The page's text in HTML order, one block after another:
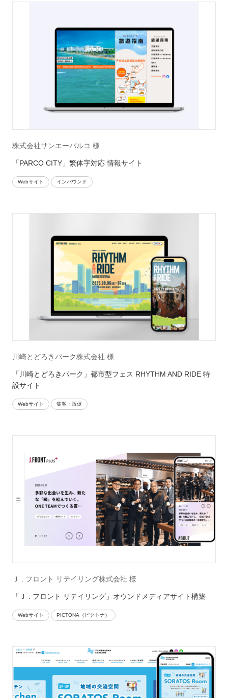
株式会社サンエーパルコ 様
「PARCO CITY」繁体字対応 情報サイト
Webサイト インバウンド
川崎とどろきパーク株式会社 様
「川崎とどろきパーク」都市型フェス RHYTHM AND RIDE 特
設サイト
Webサイト 集客・販促
Ｊ . フロント リテイリング株式会社 様
「Ｊ . フロント リテイリング」オウンドメディアサイト構築
Webサイト PICTONA（ピクトナ）